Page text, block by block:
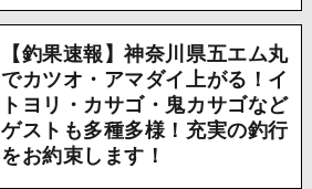
【釣果速報】神奈川県五エム丸
でカツオ・アマダイ上がる！イ
トヨリ・カサゴ・鬼カサゴなど
ゲストも多種多様！充実の釣行
をお約束します！